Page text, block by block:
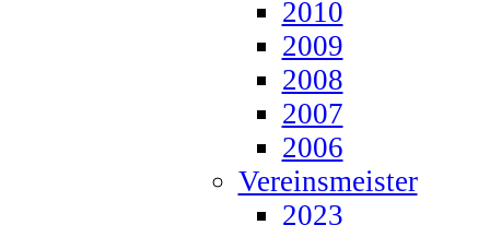
2010
2009
2008
2007
2006
Vereinsmeister
2023